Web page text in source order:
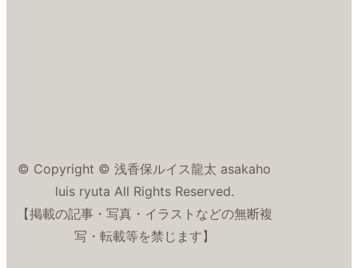
© Copyright © 浅香保ルイス龍太 asakaho
luis ryuta All Rights Reserved.
【掲載の記事・写真・イラストなどの無断複
写・転載等を禁じます】